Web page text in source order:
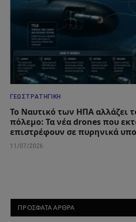
ΓΕΩΣΤΡΑΤΗΓΙΚΉ
Το Ναυτικό των ΗΠΑ αλλάζει
πόλεμο: Τα νέα drones που
επιστρέφουν σε πυρηνικά
11/07/2026
ΠΡΟΣΦΑΤΑ ΑΡΘΡΑ